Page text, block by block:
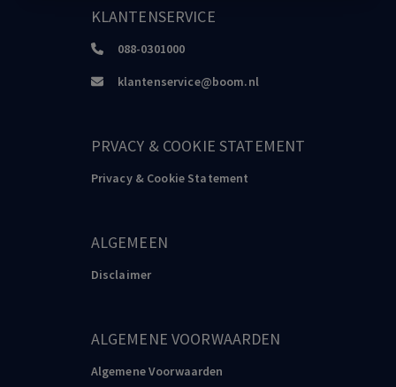
KLANTENSERVICE
088-0301000
klantenservice@boom.nl
PRVACY & COOKIE STATEMENT
Privacy & Cookie Statement
ALGEMEEN
Disclaimer
ALGEMENE VOORWAARDEN
Algemene Voorwaarden